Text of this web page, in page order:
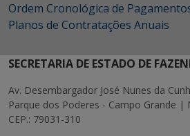
Ordem Cronológica de
Planos de Contratações Anuais
SECRETARIA DE ESTADO DE
Av. Desembargador José Nunes da
Parque dos Poderes - Campo Grande |
CEP.: 79031-310